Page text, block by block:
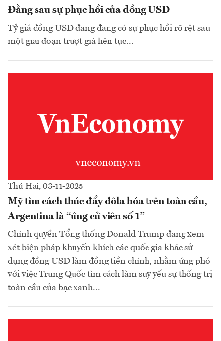
Đằng sau sự phục hồi của đồng USD
Tỷ giá đồng USD đang đang có sự phục hồi rõ rệt sau
một giai đoạn trượt giá liên tục...
Thứ Hai, 03-11-2025
Mỹ tìm cách thúc đẩy đôla hóa trên toàn cầu,
Argentina là “ứng cử viên số 1”
Chính quyền Tổng thống Donald Trump đang xem
xét biện pháp khuyến khích các quốc gia khác sử
dụng đồng USD làm đồng tiền chính, nhằm ứng phó
với việc Trung Quốc tìm cách làm suy yếu sự thống trị
toàn cầu của bạc xanh...